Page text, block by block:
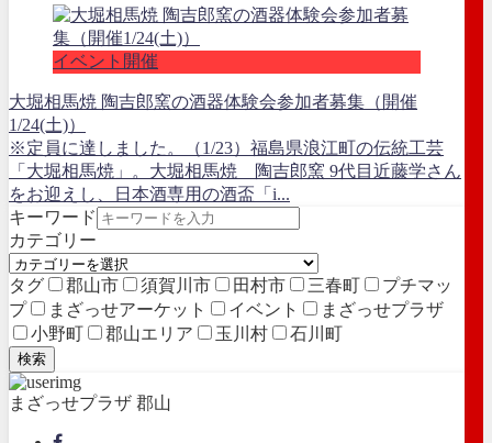
イベント開催
大堀相馬焼 陶吉郎窯の酒器体験会参加者募集（開催
1/24(土)）
※定員に達しました。（1/23）福島県浪江町の伝統工芸
「大堀相馬焼」。大堀相馬焼 陶吉郎窯 9代目近藤学さん
をお迎えし、日本酒専用の酒盃「i...
キーワード
カテゴリー
タグ 郡山市 須賀川市 田村市 三春町
プチマッ
プ
まざっせアーケット イベント
まざっせプラザ
小野町
郡山エリア 玉川村 石川町
検索
まざっせプラザ 郡山